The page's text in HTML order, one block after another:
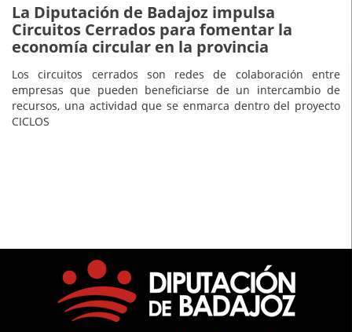
La Diputación de Badajoz impulsa
Circuitos Cerrados para fomentar la
economía circular en la provincia
Los circuitos cerrados son redes de colaboración entre
empresas que pueden beneficiarse de un intercambio de
recursos, una actividad que se enmarca dentro del proyecto
CICLOS